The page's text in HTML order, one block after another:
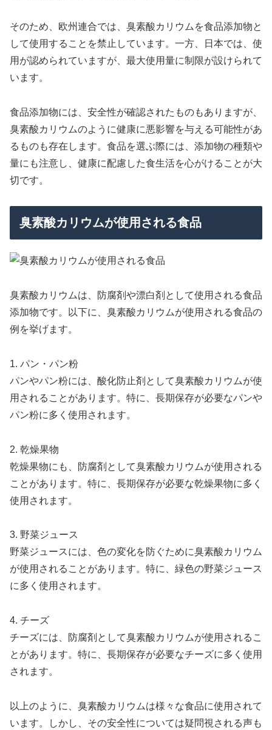
そのため、欧州連合では、臭素酸カリウムを食品添加物と
して使用することを禁止しています。一方、日本では、使
用が認められていますが、最大使用量に制限が設けられて
います。
食品添加物には、安全性が確認されたものもありますが、
臭素酸カリウムのように健康に悪影響を与える可能性があ
るものも存在します。食品を選ぶ際には、添加物の種類や
量にも注意し、健康に配慮した食生活を心がけることが大
切です。
臭素酸カリウムが使用される食品
臭素酸カリウムは、防腐剤や漂白剤として使用される食品
添加物です。以下に、臭素酸カリウムが使用される食品の
例を挙げます。
1. パン・パン粉
パンやパン粉には、酸化防止剤として臭素酸カリウムが使
用されることがあります。特に、長期保存が必要なパンや
パン粉に多く使用されます。
2. 乾燥果物
乾燥果物にも、防腐剤として臭素酸カリウムが使用される
ことがあります。特に、長期保存が必要な乾燥果物に多く
使用されます。
3. 野菜ジュース
野菜ジュースには、色の変化を防ぐために臭素酸カリウム
が使用されることがあります。特に、緑色の野菜ジュース
に多く使用されます。
4. チーズ
チーズには、防腐剤として臭素酸カリウムが使用されるこ
とがあります。特に、長期保存が必要なチーズに多く使用
されます。
以上のように、臭素酸カリウムは様々な食品に使用されて
います。しかし、その安全性については疑問視される声も